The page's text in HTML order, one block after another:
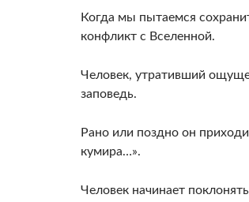
Когда мы пытаемся
конфликт с Вселенной.
Человек, утративший
заповедь.
Рано или поздно он
кумира…».
Человек начинает